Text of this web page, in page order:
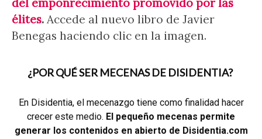
élites. Accede al nuevo libro de Javier
Benegas haciendo clic en la imagen.
¿POR QUÉ SER MECENAS DE DISIDENTIA?
En Disidentia, el mecenazgo tiene como finalidad hacer
crecer este medio. El pequeño mecenas permite
generar los contenidos en abierto de Disidentia.com